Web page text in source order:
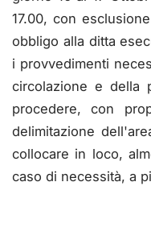
17.00, con
obbligo alla ditta
i provvedimenti
circolazione e della
procedere, con
delimitazione
collocare in loco,
caso di necessità, a